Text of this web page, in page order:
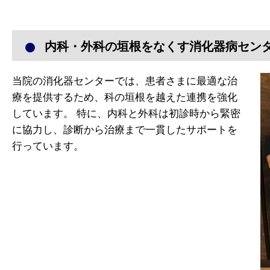
内科・外科の垣根をなくす消化器病セン
当院の消化器センターでは、患者さまに最適な治
療を提供するため、科の垣根を越えた連携を強化
しています。 特に、内科と外科は初診時から緊密
に協力し、診断から治療まで一貫したサポートを
行っています。